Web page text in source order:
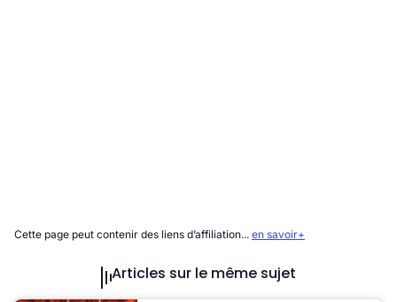
Cette page peut contenir des liens d’affiliation... en savoir+
Articles sur le même sujet